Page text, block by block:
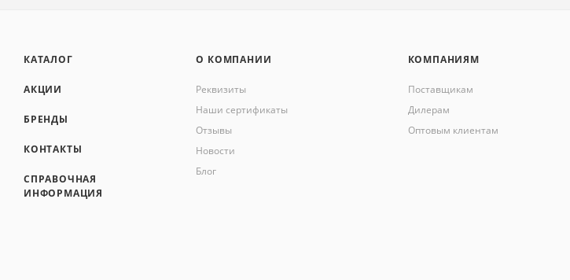
КАТАЛОГ
АКЦИИ
БРЕНДЫ
КОНТАКТЫ
СПРАВОЧНАЯ
ИНФОРМАЦИЯ
О КОМПАНИИ
Реквизиты
Наши сертификаты
Отзывы
Новости
Блог
КОМПАНИЯМ
Поставщикам
Дилерам
Оптовым клиентам